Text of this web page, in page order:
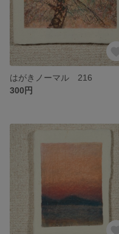
はがきノーマル 216
300円